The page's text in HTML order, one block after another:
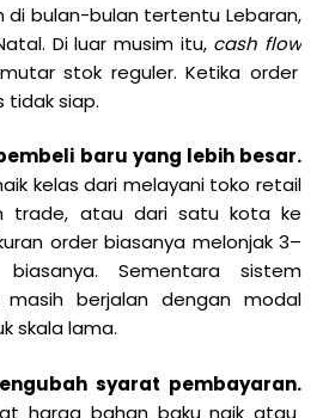
di bulan-bulan tertentu Lebaran,
Di luar musim itu, cash flow
stok reguler. Ketika order
tidak siap.
baru yang lebih besar.
kelas dari melayani toko retail
trade, atau dari satu kota ke
order biasanya melonjak 3–
Sementara sistem
masih berjalan dengan modal
skala lama.
syarat pembayaran.
harga bahan baku naik atau